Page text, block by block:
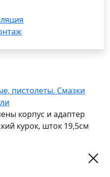
пистолеты. Смазки
корпус и адаптер
курок, шток 19,5см